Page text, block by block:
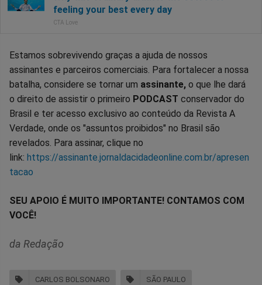
Estamos sobrevivendo graças a ajuda de nossos
assinantes e parceiros comerciais. Para fortalecer a nossa
batalha, considere se tornar um assinante, o que lhe dará
o direito de assistir o primeiro PODCAST conservador do
Brasil e ter acesso exclusivo ao conteúdo da Revista A
Verdade, onde os "assuntos proibidos" no Brasil são
revelados. Para assinar, clique no
link: https://assinante.jornaldacidadeonline.com.br/apresen
tacao
SEU APOIO É MUITO IMPORTANTE! CONTAMOS COM
VOCÊ!
da Redação
CARLOS BOLSONARO SÃO PAULO